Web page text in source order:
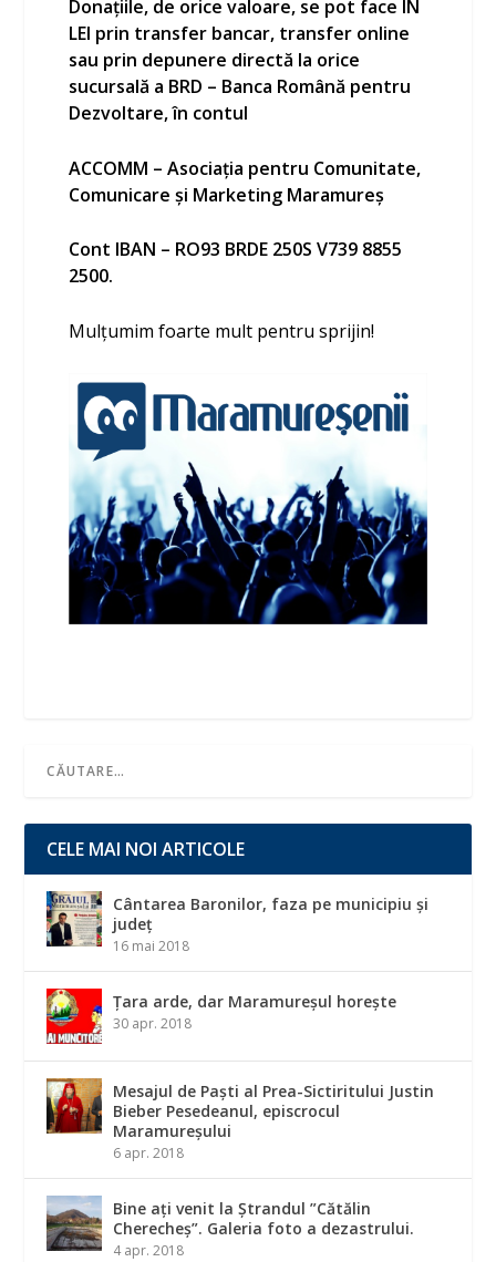
Donațiile, de orice valoare, se pot face ÎN
LEI prin transfer bancar, transfer online
sau prin depunere directă la orice
sucursală a BRD – Banca Română pentru
Dezvoltare, în contul
ACCOMM – Asociația pentru Comunitate,
Comunicare și Marketing Maramureș
Cont IBAN – RO93 BRDE 250S V739 8855
2500.
Mulțumim foarte mult pentru sprijin!
CELE MAI NOI ARTICOLE
Cântarea Baronilor, faza pe municipiu și
județ
16 mai 2018
Țara arde, dar Maramureșul horește
30 apr. 2018
Mesajul de Paști al Prea-Sictiritului Justin
Bieber Pesedeanul, episcrocul
Maramureșului
6 apr. 2018
Bine ați venit la Ștrandul ”Cătălin
Cherecheș”. Galeria foto a dezastrului.
4 apr. 2018